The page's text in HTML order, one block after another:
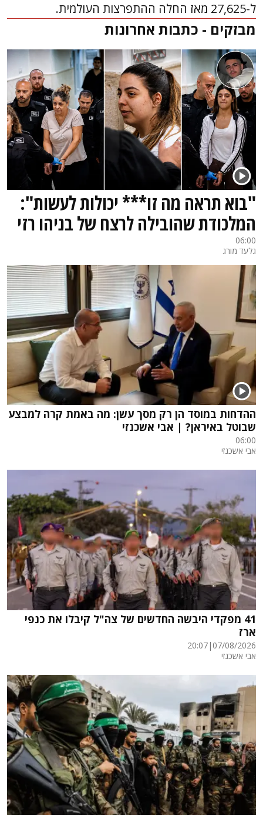
ל-27,625 מאז החלה ההתפרצות העולמית.
מבזקים - כתבות אחרונות
"בוא תראה מה זו*** יכולות לעשות":
המלכודת שהובילה לרצח של בניהו רזי
06:00
גלעד מורג
ההדחות במוסד הן רק מסך עשן: מה באמת קרה למבצע
שבוטל באיראן? | אבי אשכנזי
06:00
אבי אשכנזי
41 מפקדי היבשה החדשים של צה"ל קיבלו את כנפי
ארז
07/08/2026
|
20:07
אבי אשכנזי